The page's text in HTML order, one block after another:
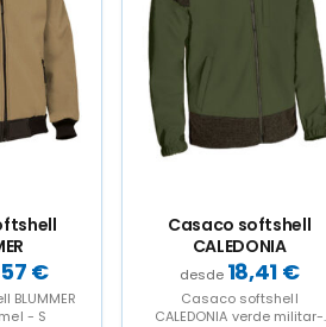
€
- S
Casaco softshell
CALEDONIA
18,41 €
Casaco softshell
CALEDONIA verde militar-